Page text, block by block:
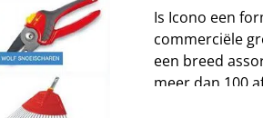
Is Icono een
commerciële
een breed
meer dan 100